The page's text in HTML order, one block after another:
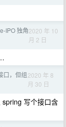
IPO 独角2020 年 10
月 2 日
口，但组2020 年 8
月 30 日
写个接口含